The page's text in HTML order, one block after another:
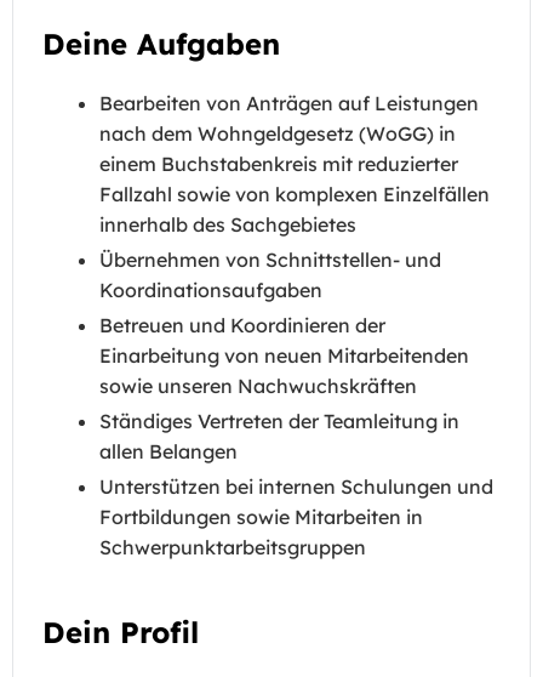
Deine Aufgaben
Bearbeiten von Anträgen auf Leistungen
nach dem Wohngeldgesetz (WoGG) in
einem Buchstabenkreis mit reduzierter
Fallzahl sowie von komplexen Einzelfällen
innerhalb des Sachgebietes
Übernehmen von Schnittstellen- und
Koordinationsaufgaben
Betreuen und Koordinieren der
Einarbeitung von neuen Mitarbeitenden
sowie unseren Nachwuchskräften
Ständiges Vertreten der Teamleitung in
allen Belangen
Unterstützen bei internen Schulungen und
Fortbildungen sowie Mitarbeiten in
Schwerpunktarbeitsgruppen
Dein Profil